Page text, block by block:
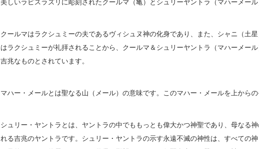
美しいラピスラズリに彫刻されたクールマ（亀）とシュリーヤントラ（マハーメール
クールマはラクシュミーの夫であるヴィシュヌ神の化身であり、また、シャニ（土
はラクシュミーが礼拝されることから、クールマ＆シュリーヤントラ（マハーメー
吉兆なものとされています。
マハー・メールとは聖なる山（メール）の意味です。このマハー・メールを上から
シュリー・ヤントラとは、ヤントラの中でももっとも偉大かつ神聖であり、母なる
れる吉兆のヤントラです。シュリー・ヤントラの示す永遠不滅の神性は、すべての